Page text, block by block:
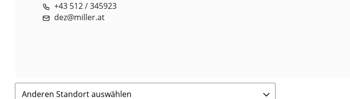
+43 512 / 345923
dez@miller.at